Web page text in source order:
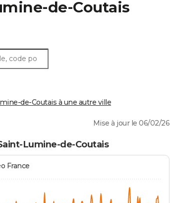
de-Coutais
de-Coutais à une autre ville
Mise à jour le 06/02/26
Lumine-de-Coutais
France